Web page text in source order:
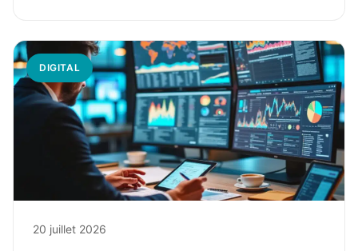
DIGITAL
20 juillet 2026